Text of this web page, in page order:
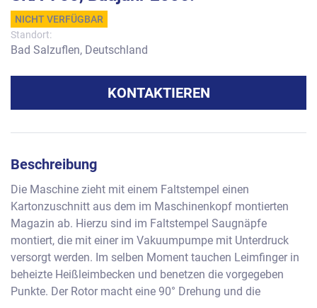
NICHT VERFÜGBAR
Standort:
Bad Salzuflen, Deutschland
KONTAKTIEREN
Beschreibung
Die Maschine zieht mit einem Faltstempel einen
Kartonzuschnitt aus dem im Maschinenkopf montierten
Magazin ab. Hierzu sind im Faltstempel Saugnäpfe
montiert, die mit einer im Vakuumpumpe mit Unterdruck
versorgt werden. Im selben Moment tauchen Leimfinger in
beheizte Heißleimbecken und benetzen die vorgegeben
Punkte. Der Rotor macht eine 90° Drehung und die